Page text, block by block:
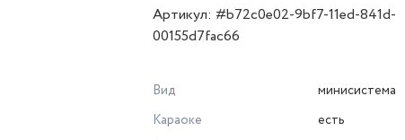
Артикул: #b72c0e02-9bf7-11ed-841d-
00155d7fac66
Вид
минисистема
Караоке
есть